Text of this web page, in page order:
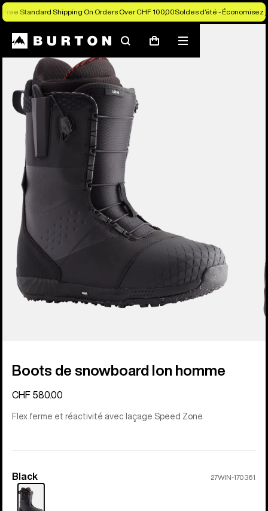
Free Standard Shipping On Orders Over CHF 100,00Soldes d’été - Économisez
Rechercher
PanierMenu
Les experts Burton vous expliquent tout
Boots de snowboard Ion homme
CHF 580.00
Flex ferme et réactivité avec laçage Speed Zone.
Couleur
Black 27WIN-170361